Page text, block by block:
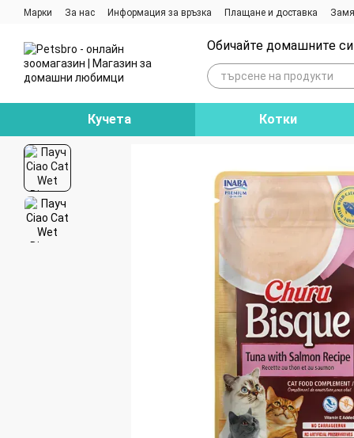
Премини към основното съдържание
Марки За нас Информация за връзка Плащане и доставка
Обичайте домашните
Кучета Котки